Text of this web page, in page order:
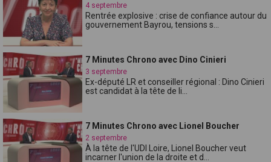
4 septembre
Rentrée explosive : crise de confiance autour du
gouvernement Bayrou, tensions s...
7 Minutes Chrono avec Dino Cinieri
3 septembre
Ex-député LR et conseiller régional : Dino Cinieri
est candidat à la tête de li...
7 Minutes Chrono avec Lionel Boucher
2 septembre
À la tête de l'UDI Loire, Lionel Boucher veut
incarner l'union de la droite et d...